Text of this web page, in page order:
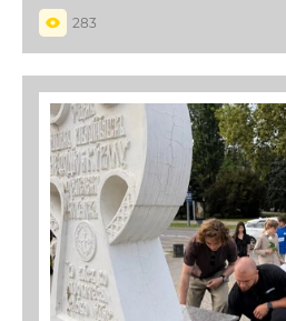
283